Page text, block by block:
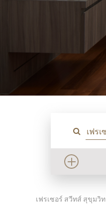
เฟรเซอร์ สวีทส์ สุขุมวิท